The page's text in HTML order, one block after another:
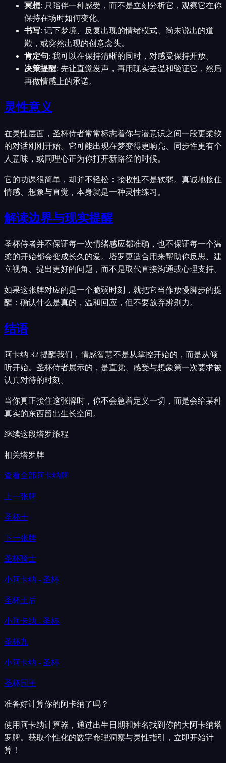
冥想: 只陪伴一种感受，而不是立刻分析它，观察它在你
保持在场时如何变化。
书写: 记下梦境、反复出现的情绪模式、尚未说出的道
歉，或突然出现的创意念头。
肯定句: 我可以在保持清晰的同时，对感受保持开放。
决策提醒: 先让直觉发声，再用现实去温和验证它，然后
再做情感上的承诺。
灵性意义
在灵性层面，圣杯侍者常常标志着你与潜意识之间一段更柔软
的对话刚刚开始。它可能出现在梦变得更响亮、同步性更有个
人意味，或同理心正为你打开新路径的时候。
它的功课很简单，却并不轻松：接收性不是软弱。真诚地接住
情感、想象与直觉，本身就是一种灵性练习。
解读边界与现实提醒
圣杯侍者并不保证每一次情绪感应都准确，也不保证每一个温
柔的开始都会变成长久的爱。塔罗更适合用来帮助你反思、建
立视角、提出更好的问题，而不是取代直接沟通或心理支持。
如果这张牌对应的是一个脆弱时刻，就把它当作放慢脚步的提
醒：确认什么是真的，温和回应，但不要放弃辨别力。
结语
阿卡纳 32 提醒我们，情感智慧不是从掌控开始的，而是从倾
听开始。圣杯侍者展示的，是直觉、感受与想象第一次要求被
认真对待的时刻。
当你真正接住这张牌时，你不会急着定义一切，而是会给某种
真实的东西留出生长空间。
继续这段塔罗旅程
相关塔罗牌
查看全部阿卡纳牌
上一张牌
圣杯十
下一张牌
圣杯骑士
小阿卡纳 - 圣杯
圣杯王后
小阿卡纳 - 圣杯
圣杯九
小阿卡纳 - 圣杯
圣杯国王
准备好计算你的阿卡纳了吗？
使用阿卡纳计算器，通过出生日期和姓名找到你的大阿卡纳塔
罗牌。获取个性化的数字命理洞察与灵性指引，立即开始计
算！